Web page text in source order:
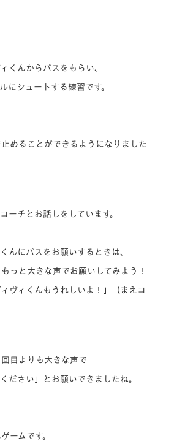
くんからパスをもらい、
にシュートする練習です。
めることができるようになりました
ーチとお話しをしています。
んにパスをお願いするときは、
っと大きな声でお願いしてみよう！
ヴィくんもうれしいよ！」（まえコ
目よりも大きな声で
ださい」とお願いできましたね。
ームです。